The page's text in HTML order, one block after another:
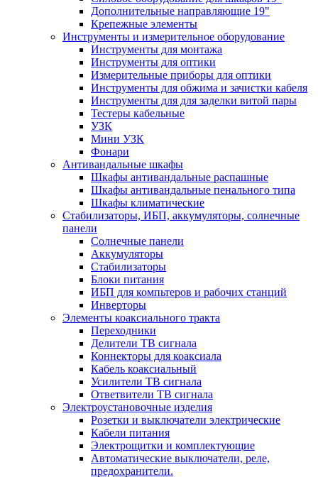
Дополнительные направляющие 19"
Крепежные элементы
Инструменты и измерительное оборудование
Инструменты для монтажа
Инструменты для оптики
Измерительные приборы для оптики
Инструменты для обжима и зачистки кабеля
Инструменты для для заделки витой пары
Тестеры кабельные
УЗК
Мини УЗК
Фонари
Антивандальные шкафы
Шкафы антивандальные распашные
Шкафы антивандальные пенального типа
Шкафы климатические
Стабилизаторы, ИБП, аккумуляторы, солнечные
панели
Солнечные панели
Аккумуляторы
Стабилизаторы
Блоки питания
ИБП для компьтеров и рабочих станций
Инверторы
Элементы коаксиального тракта
Переходники
Делители ТВ сигнала
Коннекторы для коаксиала
Кабель коаксиальный
Усилители ТВ сигнала
Ответвители ТВ сигнала
Электроустановочные изделия
Розетки и выключатели электрические
Кабели питания
Электрощитки и комплектующие
Автоматические выключатели, реле,
предохранители.